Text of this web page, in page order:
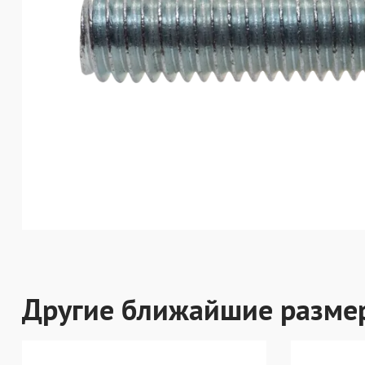
Другие ближайшие